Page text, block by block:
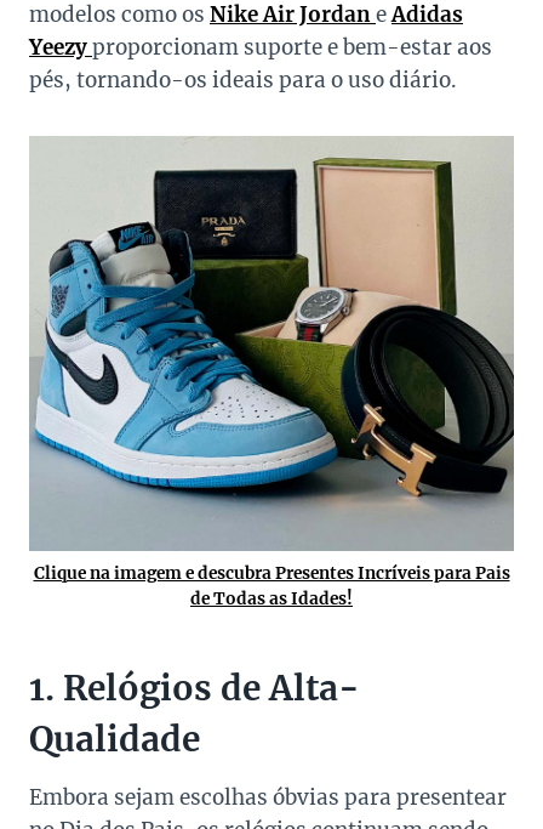
modelos como os Nike Air JordaneAdidas
Yeezyproporcionam suporte e bem-estar aos
pés, tornando-os ideais para o uso diário.
Clique na imagem e descubra Presentes Incríveis para Pais
de Todas as Idades!
1. Relógios de Alta-
Qualidade
Embora sejam escolhas óbvias para presentear